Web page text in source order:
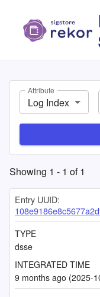
Attribute
Log Index
Showing 1 - 1 of1
Entry UUID:
TYPE
dsse
INTEGRATED TIME
9 months ago (2025-